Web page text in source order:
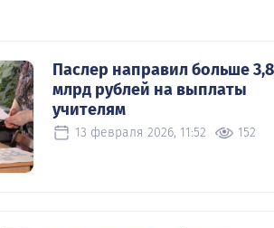
Паслер направил больше 3,8
млрд рублей на выплаты
учителям
13 февраля 2026, 11:52 152